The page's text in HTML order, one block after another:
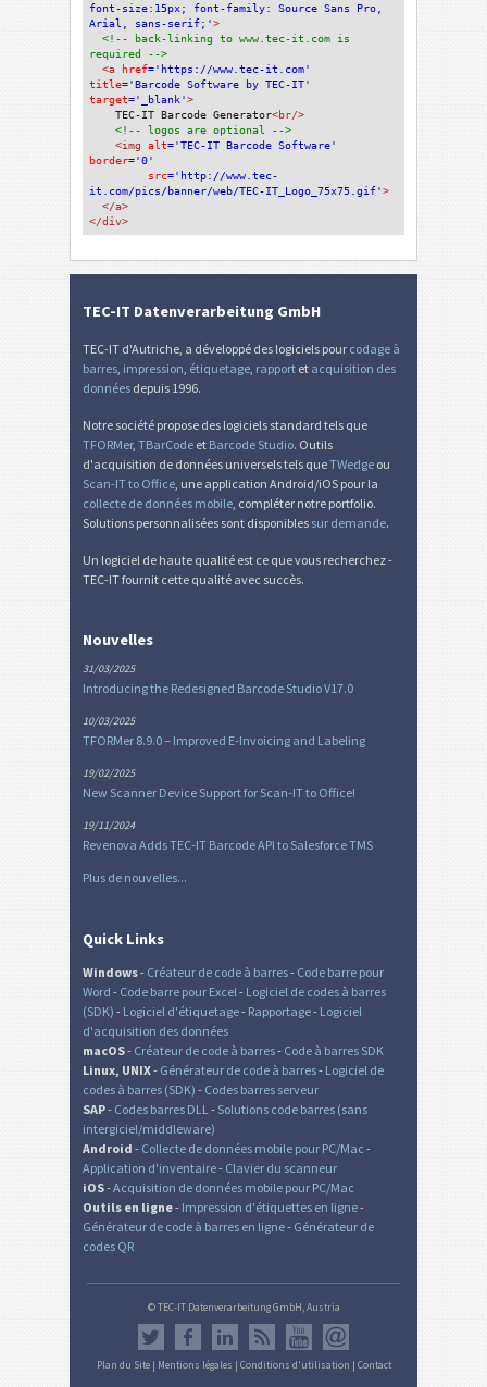
font-size:15px; font-family: Source Sans Pro,
Arial, sans-serif;'>
<!-- back-linking to www.tec-it.com is
required -->
<a href='https://www.tec-it.com'
title='Barcode Software by TEC-IT'
target='_blank'>
TEC-IT Barcode Generator<br/>
<!-- logos are optional -->
<img alt='TEC-IT Barcode Software'
border='0'
src='http://www.tec-
it.com/pics/banner/web/TEC-IT_Logo_75x75.gif'>
</a>
</div>
TEC-IT Datenverarbeitung GmbH
TEC-IT d'Autriche, a développé des logiciels pour codage à
barres impression étiquetage rapport et acquisition des
données depuis 1996.
Notre société propose des logiciels standard tels que
TFORMer, TBarCode et Barcode Studio. Outils
d'acquisition de données universels tels queTWedge ou
Scan-IT to Office , une application Android/iOS pour la
collecte de données mobile , compléter notre portfolio.
Solutions personnalisées sont disponibles sur demande.
Un logiciel de haute qualité est ce que vous recherchez -
TEC-IT fournit cette qualité avec succès.
Nouvelles
31/03/2025
Introducing the Redesigned Barcode Studio V17.0
10/03/2025
TFORMer 8.9.0 – Improved E-Invoicing and Labeling
19/02/2025
New Scanner Device Support for Scan-IT to Office!
19/11/2024
Revenova Adds TEC-IT Barcode API to Salesforce TMS
Plus de nouvelles...
Quick Links
Windows- Créateur de code à barres- Code barre pour
Word - Code barre pour Excel - Logiciel de codes à barres
(SDK) - Logiciel d'étiquetage- Rapportage- Logiciel
d'acquisition des données
macOS- Créateur de code à barres- Code à barres SDK
Linux, UNIX- Générateur de code à barres- Logiciel de
codes à barres (SDK) - Codes barres serveur
SAP- Codes barres DLL - Solutions code barres (sans
intergiciel/middleware)
Android - Collecte de données mobile pour PC/Mac -
Application d'inventaire- Clavier du scanneur
iOS-Acquisition de données mobile pour PC/Mac
Outils en ligne- Impression d'étiquettes en ligne-
Générateur de code à barres en ligne- Générateur de
codes QR
© TEC-IT Datenverarbeitung GmbH, Austria
Plan du Site| Mentions légales | Conditions d'utilisation | Contact